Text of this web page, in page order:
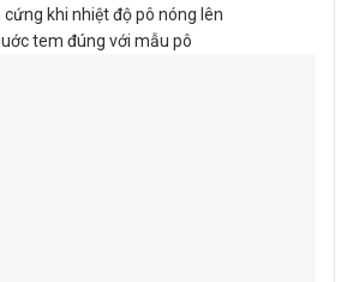
khi nhiệt độ pô nóng lên
tem đúng với mẫu pô